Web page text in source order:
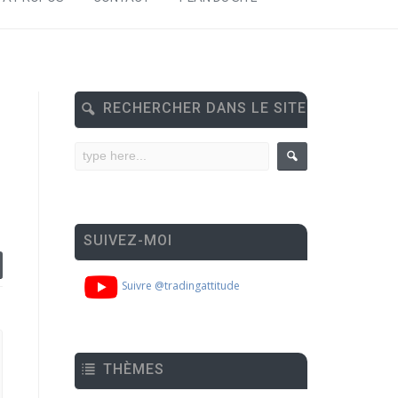
RECHERCHER DANS LE SITE
SUIVEZ-MOI
Suivre @tradingattitude
THÈMES